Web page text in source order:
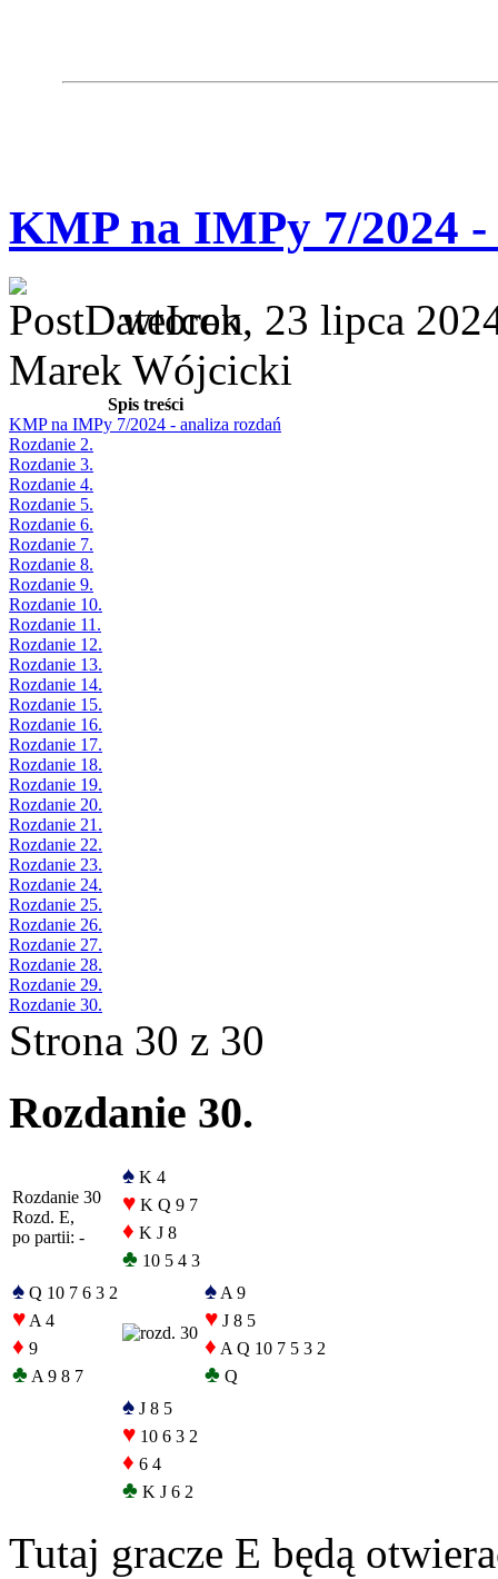
KMP na IMPy 7/2024
wtorek, 23 lipca
Marek Wójcicki
Spis treści
KMP na IMPy 7/2024 - analiza rozdań
Rozdanie 2.
Rozdanie 3.
Rozdanie 4.
Rozdanie 5.
Rozdanie 6.
Rozdanie 7.
Rozdanie 8.
Rozdanie 9.
Rozdanie 10.
Rozdanie 11.
Rozdanie 12.
Rozdanie 13.
Rozdanie 14.
Rozdanie 15.
Rozdanie 16.
Rozdanie 17.
Rozdanie 18.
Rozdanie 19.
Rozdanie 20.
Rozdanie 21.
Rozdanie 22.
Rozdanie 23.
Rozdanie 24.
Rozdanie 25.
Rozdanie 26.
Rozdanie 27.
Rozdanie 28.
Rozdanie 29.
Rozdanie 30.
Strona 30 z 30
Rozdanie 30.
Rozdanie 30
Rozd. E,
po partii: -
♠ K 4
♥ K Q 9 7
♦ K J 8
♣ 10 5 4 3
♠ Q 10 7 6 3 2
♥ A 4
♦ 9
♣ A 9 8 7
♠ A 9
♥ J 8 5
♦ A Q 10 7 5 3 2
♣ Q
♠ J 8 5
♥ 10 6 3 2
♦ 6 4
♣ K J 6 2
Tutaj gracze E będą